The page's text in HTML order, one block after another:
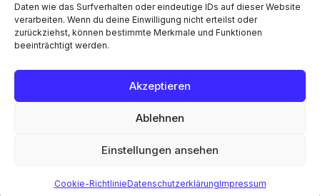
Daten wie das Surfverhalten oder eindeutige IDs auf dieser Website
verarbeiten. Wenn du deine Einwilligung nicht erteilst oder
zurückziehst, können bestimmte Merkmale und Funktionen
beeinträchtigt werden.
Akzeptieren
Ablehnen
Einstellungen ansehen
Cookie-RichtlinieDatenschutzerklärungImpressum
+49 (0) 6146 / 60 860 - 0
info@samstag-maschinen.de
Flörsheim am Main
vorbehalten.
Datenschutz